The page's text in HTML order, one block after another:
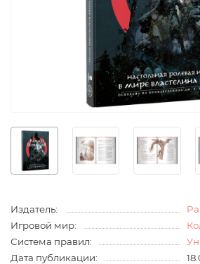
Издатель:
Игровой мир:
Система правил:
Дата публикации: